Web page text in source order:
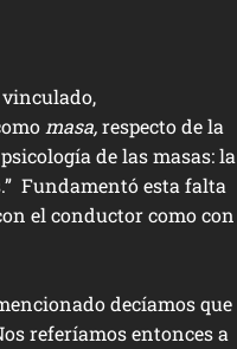
masa,respecto de la
de las masas: la
Fundamentó esta falta
el conductor como con
decíamos que
referíamos entonces a